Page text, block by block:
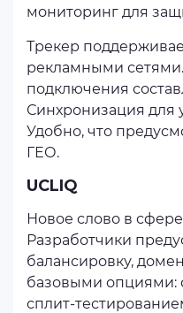
мониторинг для
Трекер
рекламными
подключения
Синхронизация для
Удобно, что
ГЕО.
UCLIQ
Новое слово в
Разработчики
балансировку,
базовыми опциями:
сплит-